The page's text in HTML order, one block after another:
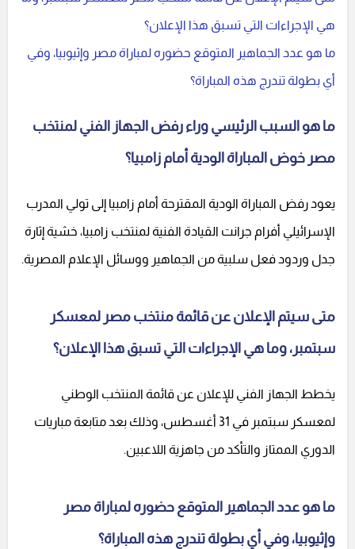
هي الإجراءات التي تسبق هذا الإعلان؟
ما هو عدد الجماهير المتوقع حضوره لمباراة مصر وإثيوبيا، وفي
أي بطولة تندرج هذه المباراة؟
ما هو السبب الرئيسي وراء رفض الجهاز الفني لمنتخب
مصر خوض المباراة الودية أمام زامبيا؟
يعود رفض المباراة الودية المقترحة أمام زامبيا إلى تولي المدرب
الإسرائيلي أفرام جرانت القيادة الفنية لمنتخب زامبيا، خشية إثارة
جدل وردود فعل سلبية من الجماهير ووسائل الإعلام المصرية.
متى سيتم الإعلان عن قائمة منتخب مصر لمعسكر
سبتمبر، وما هي الإجراءات التي تسبق هذا الإعلان؟
يخطط الجهاز الفني للإعلان عن قائمة المنتخب الوطني
لمعسكر سبتمبر في 31 أغسطس، وذلك بعد متابعة مباريات
الدوري الممتاز والتأكد من جاهزية اللاعبين.
ما هو عدد الجماهير المتوقع حضوره لمباراة مصر
وإثيوبيا، وفي أي بطولة تندرج هذه المباراة؟